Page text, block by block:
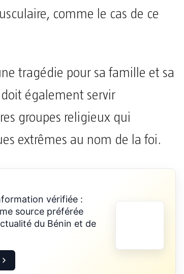
comme le cas de ce
tragédie pour sa famille et sa
également servir
groupes religieux qui
extrêmes au nom de la foi.
vérifiée :
source préférée
du Bénin et de